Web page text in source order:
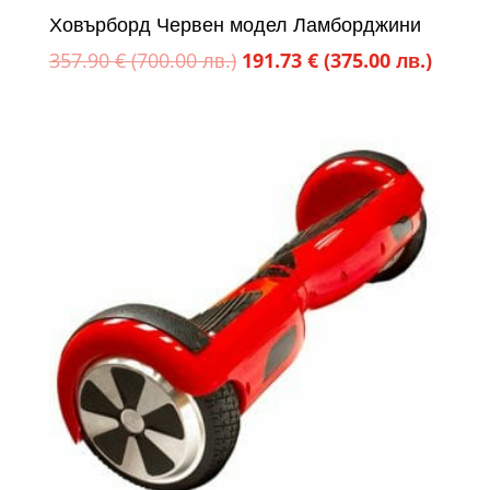
Ховърборд Червен модел Ламборджини
357.90€ (700.00 лв.) Original
(700.00
191.73 € (375.00 лв.)